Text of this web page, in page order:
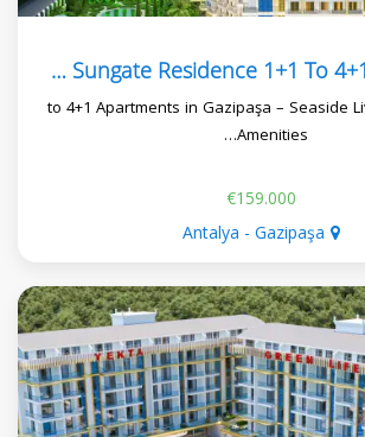
Yekta Sungate Residence 1+1 To 4+1 Apartments
1+1 to 4+1 Apartments in Gazipaşa – Seaside
Amenities…
€159.000
Antalya - Gazipaşa